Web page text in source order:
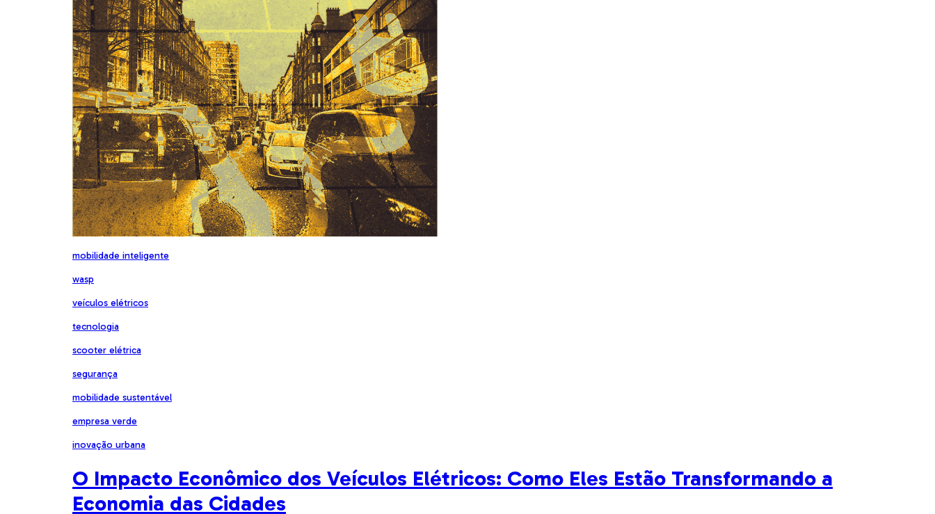
mobilidade inteligente
wasp
veículos elétricos
tecnologia
scooter elétrica
segurança
mobilidade sustentável
empresa verde
inovação urbana
O Impacto Econômico dos Veículos Elétricos: Como Eles Estão Transformando a
Economia das Cidades